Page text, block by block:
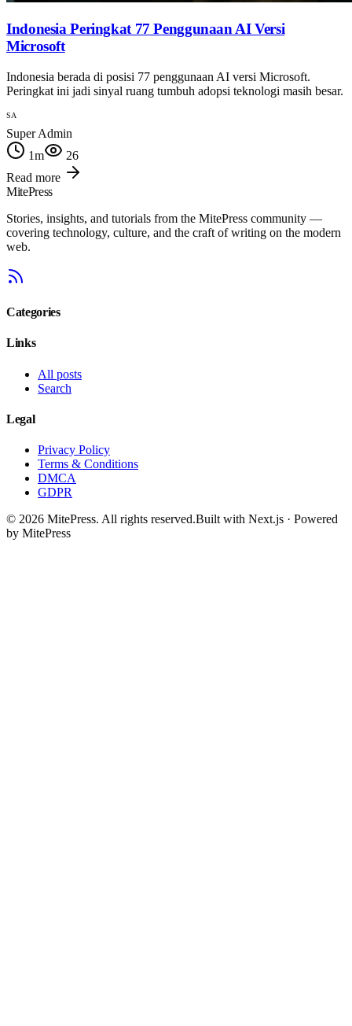
Indonesia Peringkat 77 Penggunaan AI Versi
Microsoft
Indonesia berada di posisi 77 penggunaan AI versi Microsoft.
Peringkat ini jadi sinyal ruang tumbuh adopsi teknologi masih besar.
SA
Super Admin
1m
26
Read more
MitePress
Stories, insights, and tutorials from the MitePress community —
covering technology, culture, and the craft of writing on the modern
web.
Categories
Links
All posts
Search
Legal
Privacy Policy
Terms & Conditions
DMCA
GDPR
© 2026 MitePress. All rights reserved.Built with Next.js · Powered
by MitePress